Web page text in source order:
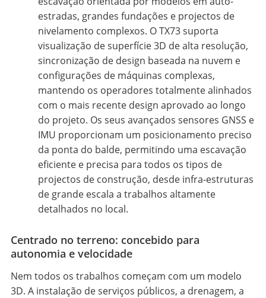
estradas, grandes fundações e projectos de
nivelamento complexos. O TX73 suporta
visualização de superfície 3D de alta resolução,
sincronização de design baseada na nuvem e
configurações de máquinas complexas,
mantendo os operadores totalmente alinhados
com o mais recente design aprovado ao longo
do projeto. Os seus avançados sensores GNSS e
IMU proporcionam um posicionamento preciso
da ponta do balde, permitindo uma escavação
eficiente e precisa para todos os tipos de
projectos de construção, desde infra-estruturas
de grande escala a trabalhos altamente
detalhados no local.
Centrado no terreno: concebido para
autonomia e velocidade
Nem todos os trabalhos começam com um modelo
3D. A instalação de serviços públicos, a drenagem, a